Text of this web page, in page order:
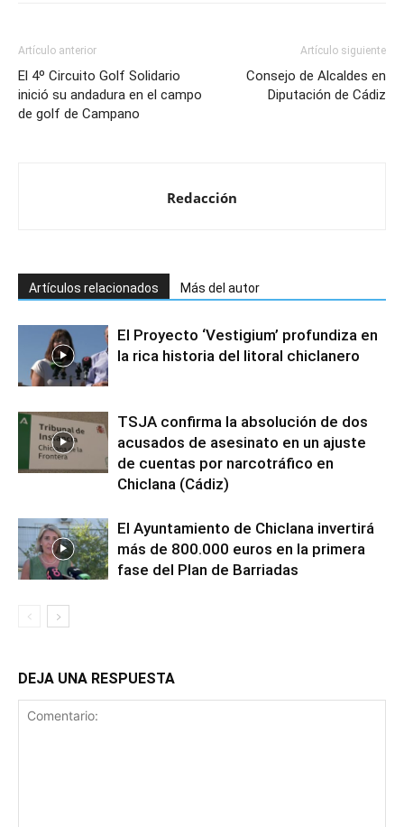
Artículo anterior
El 4º Circuito Golf Solidario
inició su andadura en el campo
de golf de Campano
Artículo siguiente
Consejo de Alcaldes en
Diputación de Cádiz
Redacción
Artículos relacionados Más del autor
El Proyecto ‘Vestigium’ profundiza en
la rica historia del litoral chiclanero
TSJA confirma la absolución de dos
acusados de asesinato en un ajuste
de cuentas por narcotráfico en
Chiclana (Cádiz)
El Ayuntamiento de Chiclana invertirá
más de 800.000 euros en la primera
fase del Plan de Barriadas
DEJA UNA RESPUESTA